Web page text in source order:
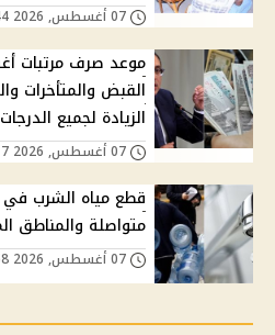
القبض والمتأخرات
الزيادة لجميع الدرجات
متواصلة والمناطق